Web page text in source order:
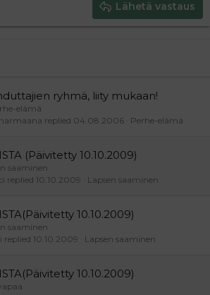
Lähetä vastaus
ryhmä, liity mukaan!
elämä
Perhe-elämä
04.08.2006
(Päivitetty 10.10.2009)
saaminen
Lapsen saaminen
10.10.2009
10.10.2009)
saaminen
Lapsen saaminen
10.10.2009
10.10.2009)